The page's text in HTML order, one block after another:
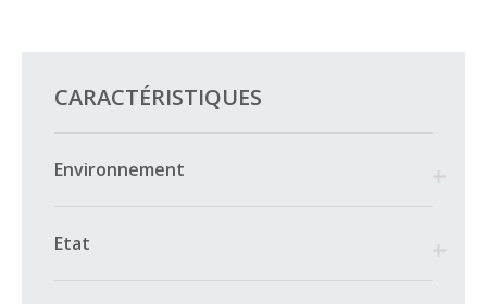
CARACTÉRISTIQUES
Environnement
Etat